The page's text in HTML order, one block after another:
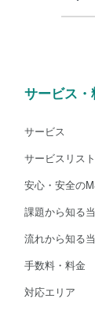
サービス・
サービス
サービスリスト
安心・安全の
課題から知る
流れから知る
手数料・料金
対応エリア